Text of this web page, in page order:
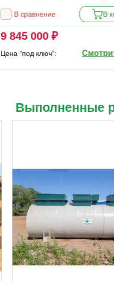
В сравнение В
9 845 000 ₽
Цена “под ключ”:
Выполненные